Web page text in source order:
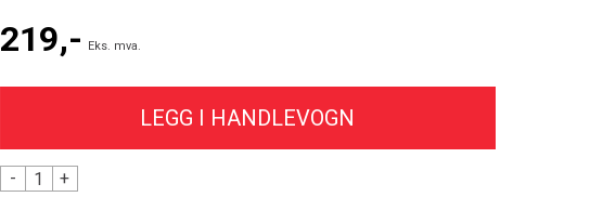
219,- Eks. mva.
- +